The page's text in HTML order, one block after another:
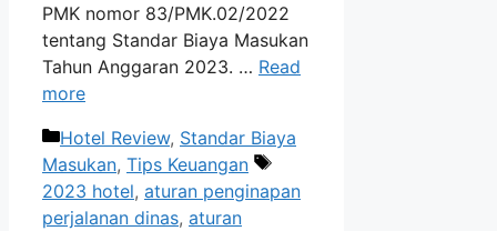
PMK nomor 83/PMK.02/2022
tentang Standar Biaya Masukan
Tahun Anggaran 2023. … Read
more
Categories
Hotel Review, Standar Biaya
Masukan, Tips Keuangan
Tags
2023 hotel, aturan penginapan
perjalanan dinas, aturan